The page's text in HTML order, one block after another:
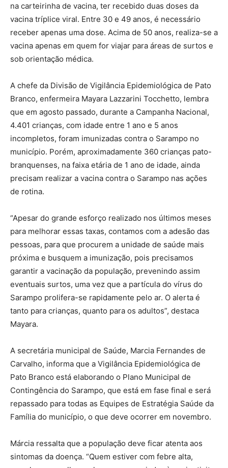
na carteirinha de vacina, ter recebido duas doses da
vacina tríplice viral. Entre 30 e 49 anos, é necessário
receber apenas uma dose. Acima de 50 anos, realiza-se a
vacina apenas em quem for viajar para áreas de surtos e
sob orientação médica.
A chefe da Divisão de Vigilância Epidemiológica de Pato
Branco, enfermeira Mayara Lazzarini Tocchetto, lembra
que em agosto passado, durante a Campanha Nacional,
4.401 crianças, com idade entre 1 ano e 5 anos
incompletos, foram imunizadas contra o Sarampo no
município. Porém, aproximadamente 360 crianças pato-
branquenses, na faixa etária de 1 ano de idade, ainda
precisam realizar a vacina contra o Sarampo nas ações
de rotina.
“Apesar do grande esforço realizado nos últimos meses
para melhorar essas taxas, contamos com a adesão das
pessoas, para que procurem a unidade de saúde mais
próxima e busquem a imunização, pois precisamos
garantir a vacinação da população, prevenindo assim
eventuais surtos, uma vez que a partícula do vírus do
Sarampo prolifera-se rapidamente pelo ar. O alerta é
tanto para crianças, quanto para os adultos”, destaca
Mayara.
A secretária municipal de Saúde, Marcia Fernandes de
Carvalho, informa que a Vigilância Epidemiológica de
Pato Branco está elaborando o Plano Municipal de
Contingência do Sarampo, que está em fase final e será
repassado para todas as Equipes de Estratégia Saúde da
Família do município, o que deve ocorrer em novembro.
Márcia ressalta que a população deve ficar atenta aos
sintomas da doença. “Quem estiver com febre alta,